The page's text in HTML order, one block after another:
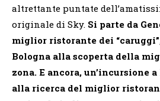
altrettante puntate
originale di Sky. Si parte da
miglior ristorante dei
Bologna alla scoperta della
zona. E ancora, un’incursione
alla ricerca del miglior